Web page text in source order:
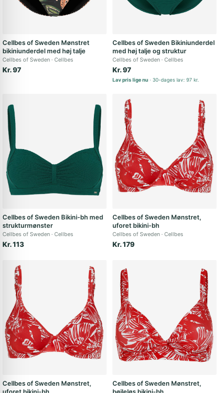
Cellbes of Sweden Mønstret
bikiniunderdel med høj talje
Cellbes of Sweden Cellbes
Kr. 97
Cellbes of Sweden Bikiniunderdel
med høj talje og struktur
Cellbes of Sweden Cellbes
Kr. 97
Lav pris lige nu 30-dages lav: 97 kr.
Cellbes of Sweden Bikini-bh med
strukturmønster
Cellbes of Sweden Cellbes
Kr. 113
Cellbes of Sweden Mønstret,
uforet bikini-bh
Cellbes of Sweden Cellbes
Kr. 179
Cellbes of Sweden Mønstret,
Cellbes of Sweden Mønstret,